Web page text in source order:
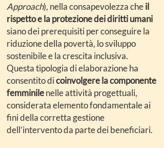
Approach), nella consapevolezza cheil
rispetto e la protezione dei diritti umani
siano dei prerequisiti per conseguire la
riduzione della povertà, lo sviluppo
sostenibile e la crescita inclusiva.
Questa tipologia di elaborazione ha
consentito dicoinvolgere la componente
femminilenelle attività progettuali,
considerata elemento fondamentale ai
fini della corretta gestione
dell’intervento da parte dei beneficiari.